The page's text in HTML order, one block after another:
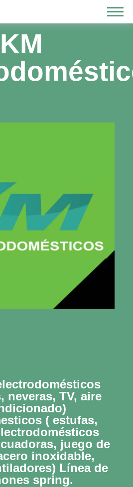
KM
neveras, TV, aire
( estufas,
juego de
inoxidable,
Línea de
spring.